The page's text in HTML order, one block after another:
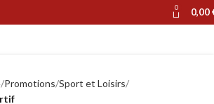
0 0,00
Promotions Sport et Loisirs